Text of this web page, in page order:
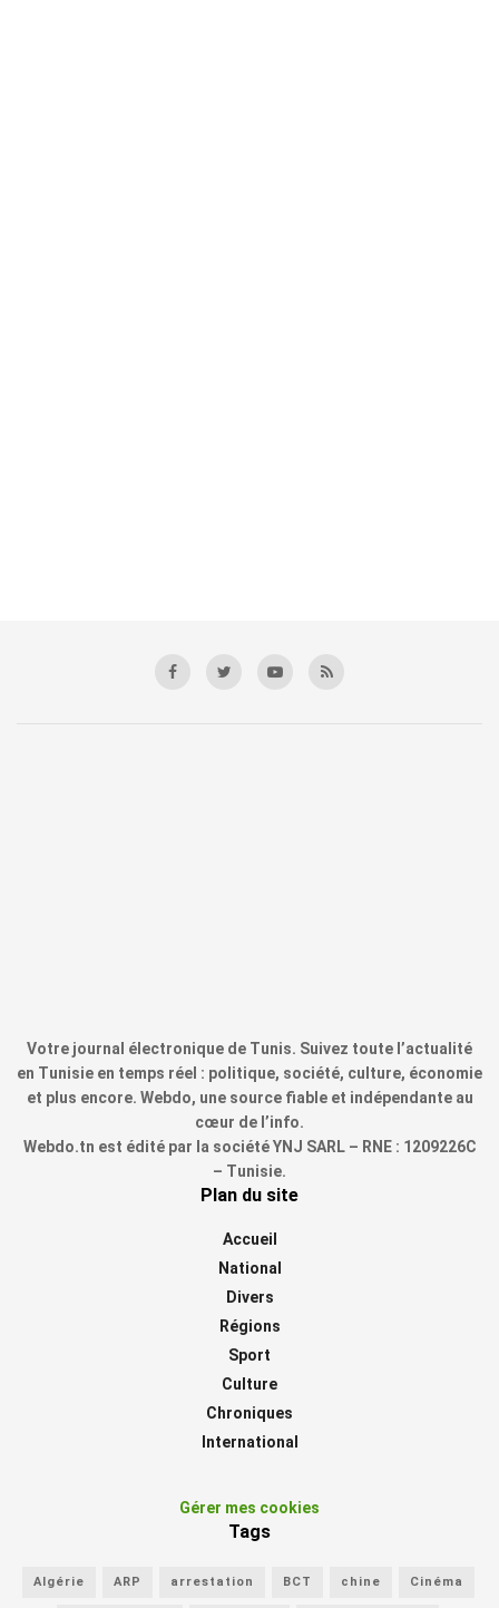
Votre journal électronique de Tunis. Suivez toute l’actualité
en Tunisie en temps réel : politique, société, culture, économie
et plus encore. Webdo, une source fiable et indépendante au
cœur de l’info.
Webdo.tn est édité par la société YNJ SARL – RNE : 1209226C
– Tunisie.
Plan du site
Accueil
National
Divers
Régions
Sport
Culture
Chroniques
International
Gérer mes cookies
Tags
Algérie ARP arrestation BCT chine Cinéma